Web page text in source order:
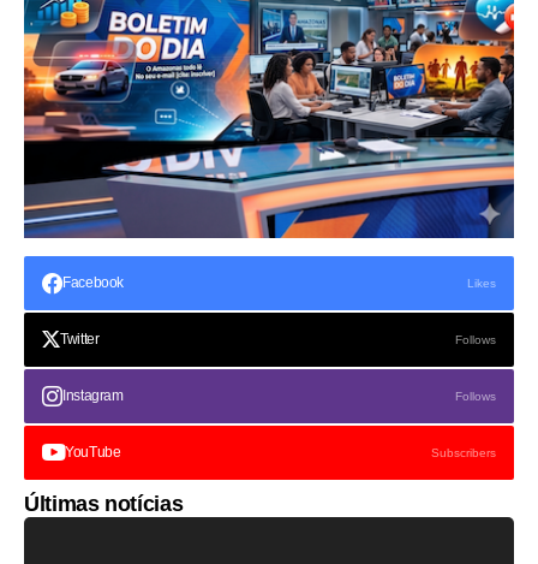
Facebook Likes
Twitter Follows
Instagram Follows
YouTube Subscribers
Últimas notícias